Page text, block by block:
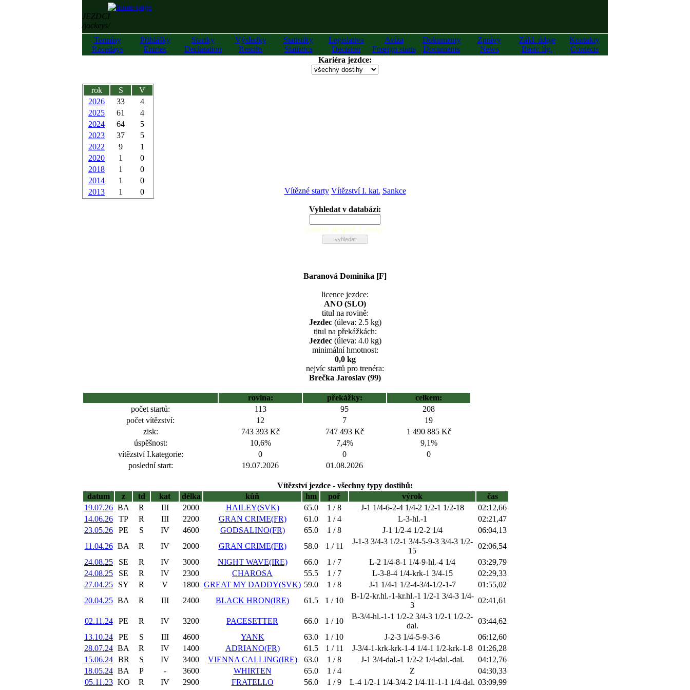
JEZDCI
/jockeys/
Termíny
Racedays
Přihlášky
Entries
Startky
Declaration
Výsledky
Results
Statistiky
Statistics
Legislativa
Decision
Avíza
Foreign starts
Dokumenty
Documents
Zprávy
News
Zákl. údaje
Basic fig.
Kontakty
Contacts
Kariéra jezdce:
rok S
V
2026
33
4
2025
61
4
2024
64
5
2023
37
5
2022
9
1
2020
1
0
2018
1
0
2014
1
0
2013
1 0 Vítězné starty Vítězství I. kat. Sankce
Vyhledat v databázi:
zadejte alespoň 2 znaky
Baranová Dominika [F]
licence jezdce:
ANO (SLO)
titul na rovině:
Jezdec(úleva: 2.5 kg)
titul na překážkách:
Jezdec(úleva: 4.0 kg)
minimální hmotnost:
0,0 kg
nejvíc startů pro trenéra:
Brečka Jaroslav (99)
rovina: překážky:
celkem:
počet startů:
113 95
208
počet vítězství:
12 7
19
zisk:
743 393 Kč 747 493 Kč
1 490 885 Kč
úspěšnost:
10,6% 7,4%
9,1%
vítězství I.kategorie:
0 0
0
poslední start:
19.07.2026 01.08.2026
Vítězství jezdce - všechny typy dostihů:
datum
z td kat délka kůň hm poř výrok
čas
19.07.26 BA R III 2000 HAILEY(SVK) 65.0 1 / 8 J-1 1/4-6-2-4 1/4-2 1/2-1 1/2-18
02:12,66
14.06.26
TP R III 2200 GRAN CRIME(FR) 61.0 1 / 4 L-3-hl.-1
02:21,47
23.05.26
PE S IV 4600 GODSALINO(FR) 65.0 1 / 8 J-1 1/2-4 1/2-2 1/4
06:04,13
11.04.26 BA R IV 2000 GRAN CRIME(FR) 58.0 1 / 11
J-1-3 3/4-3 1/2-1 3/4-5-9-3 3/4-3 1/2-
15
02:06,54
24.08.25
SE R IV 3000 NIGHT WAVE(IRE) 66.0 1 / 7 L-2 1/4-8-1 1/4-9-hl.-4 1/4
03:29,79
24.08.25
SE R IV 2300 CHAROSA 55.5 1 / 7 L-3-8-4 1/4-krk-1 3/4-15
02:29,33
27.04.25
SY R V 1800 GREAT MY DADDY(SVK) 59.0 1 / 8 J-1 1/4-1 1/2-4-3/4-1/2-1-7
01:55,02
20.04.25 BA R III 2400 BLACK HRON(IRE) 61.5 1 / 10
B-1/2-kr.hl.-1-kr.hl.-1 1/2-1 3/4-3 1/4-
3
02:41,61
02.11.24 PE R IV 3200 PACESETTER 66.0 1 / 10
B-3/4-hl.-1-1 1/2-2 3/4-3 1/2-1 1/2-2-
dal.
03:44,62
13.10.24
PE S III 4600 YANK 63.0 1 / 10 J-2-3 1/4-5-9-3-6
06:12,60
28.07.24 BA R IV 1400 ADRIANO(FR) 61.5 1 / 11 J-3/4-1-krk-krk-1-4 1/4-1 1/2-krk-1-8
01:26,28
15.06.24 BR S IV 3400 VIENNA CALLING(IRE) 63.0 1 / 8 J-1 3/4-dal.-1 1/2-2 1/4-dal.-dal.
04:12,76
18.05.24 BA P - 3600 WHIRTEN 65.0 1 / 4 Z
04:30,33
05.11.23 KO R IV 2900 FRATELLO 56.0 1 / 9 L-4 1/2-1 1/4-3/4-2 1/4-11-1-1 1/4-dal. 03:09,99